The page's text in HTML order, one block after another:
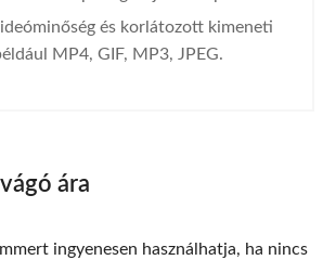
és korlátozott kimeneti
MP4, GIF, MP3, JPEG.
ára
ingyenesen használhatja, ha nincs